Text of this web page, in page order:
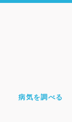
病気を調べる